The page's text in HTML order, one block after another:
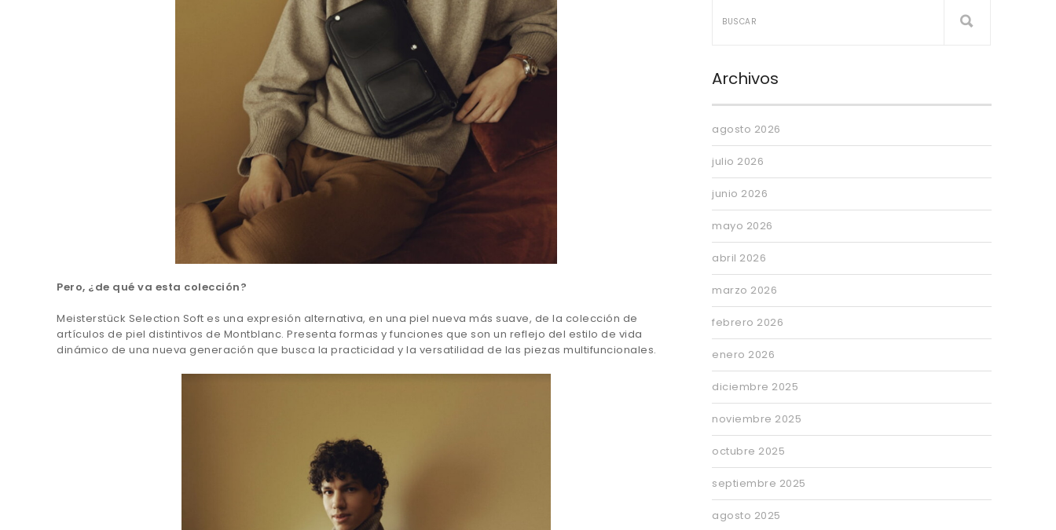
Pero, ¿de qué va esta colección?
Meisterstück Selection Soft es una expresión alternativa, en una piel nueva más suave, de la colección de
artículos de piel distintivos de Montblanc. Presenta formas y funciones que son un reflejo del estilo de vida
dinámico de una nueva generación que busca la practicidad y la versatilidad de las piezas multifuncionales.
Archivos
agosto 2026
julio 2026
junio 2026
mayo 2026
abril 2026
marzo 2026
febrero 2026
enero 2026
diciembre 2025
noviembre 2025
octubre 2025
septiembre 2025
agosto 2025